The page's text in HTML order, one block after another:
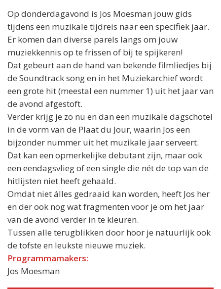
Op donderdagavond is Jos Moesman jouw gids
tijdens een muzikale tijdreis naar een specifiek jaar.
Er komen dan diverse parels langs om jouw
muziekkennis op te frissen of bij te spijkeren!
Dat gebeurt aan de hand van bekende filmliedjes bij
de Soundtrack song en in het Muziekarchief wordt
een grote hit (meestal een nummer 1) uit het jaar van
de avond afgestoft.
Verder krijg je zo nu en dan een muzikale dagschotel
in de vorm van de Plaat du Jour, waarin Jos een
bijzonder nummer uit het muzikale jaar serveert.
Dat kan een opmerkelijke debutant zijn, maar ook
een eendagsvlieg of een single die nét de top van de
hitlijsten niet heeft gehaald.
Omdat niet álles gedraaid kan worden, heeft Jos her
en der ook nog wat fragmenten voor je om het jaar
van de avond verder in te kleuren.
Tussen alle terugblikken door hoor je natuurlijk ook
de tofste en leukste nieuwe muziek.
Programmamakers:
Jos Moesman